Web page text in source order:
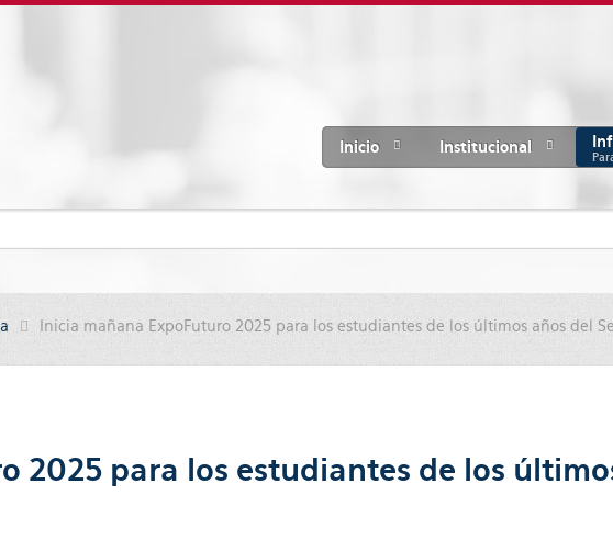
Inicio Institucional
Inicia mañana ExpoFuturo 2025 para los estudiantes de los últimos años del
2025 para los estudiantes de los